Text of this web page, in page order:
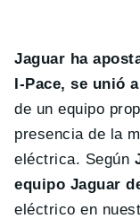
Jaguar ha
I-Pace, se unió
de un equipo
presencia de la
eléctrica. Según
equipo Jaguar
eléctrico en